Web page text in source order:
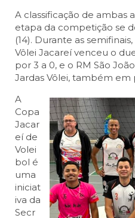
A classificação de ambas
etapa da competição se
(14). Durante as
Vôlei Jacareí venceu o
por 3 a 0, e o RM São
Jardas Vôlei, também em
A
Copa
Jacar
eí de
Volei
bol é
uma
iniciat
iva da
Secr